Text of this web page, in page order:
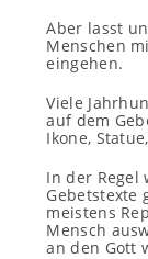
Aber lasst
Menschen
eingehen.
Viele
auf dem
Ikone,
In der Regel
Gebetstexte
meistens
Mensch
an den Gott